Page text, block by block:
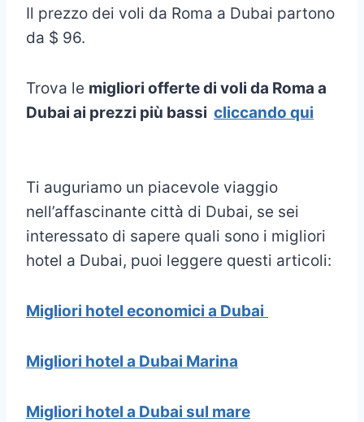
Il prezzo dei voli da Roma a Dubai partono
da $ 96.
Trova le migliori offerte di voli da Roma a
Dubai ai prezzi più bassi cliccando qui
Ti auguriamo un piacevole viaggio
nell’affascinante città di Dubai, se sei
interessato di sapere quali sono i migliori
hotel a Dubai, puoi leggere questi articoli:
Migliori hotel economici a Dubai
Migliori hotel a Dubai Marina
Migliori hotel a Dubai sul mare